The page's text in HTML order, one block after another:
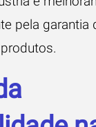
pela garantia